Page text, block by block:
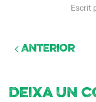
Escrit
Anterior
Deixa un